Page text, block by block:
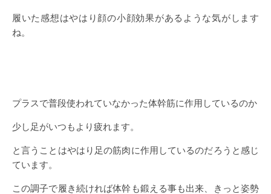
履いた感想はやはり顔の小顔効果があるような気がします
ね。
プラスで普段使われていなかった体幹筋に作用しているのか
少し足がいつもより疲れます。
と言うことはやはり足の筋肉に作用しているのだろうと感じ
ています。
この調子で履き続ければ体幹も鍛える事も出来、きっと姿勢